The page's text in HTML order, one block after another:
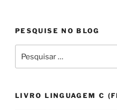
PESQUISE NO BLOG
por:
LIVRO LINGUAGEM C